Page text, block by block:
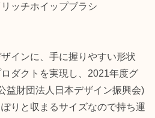
ッチホイップブラシ
インに、手に握りやすい形状
ダクトを実現し、2021年度グ
益財団法人日本デザイン振興会)
りと収まるサイズなので持ち運